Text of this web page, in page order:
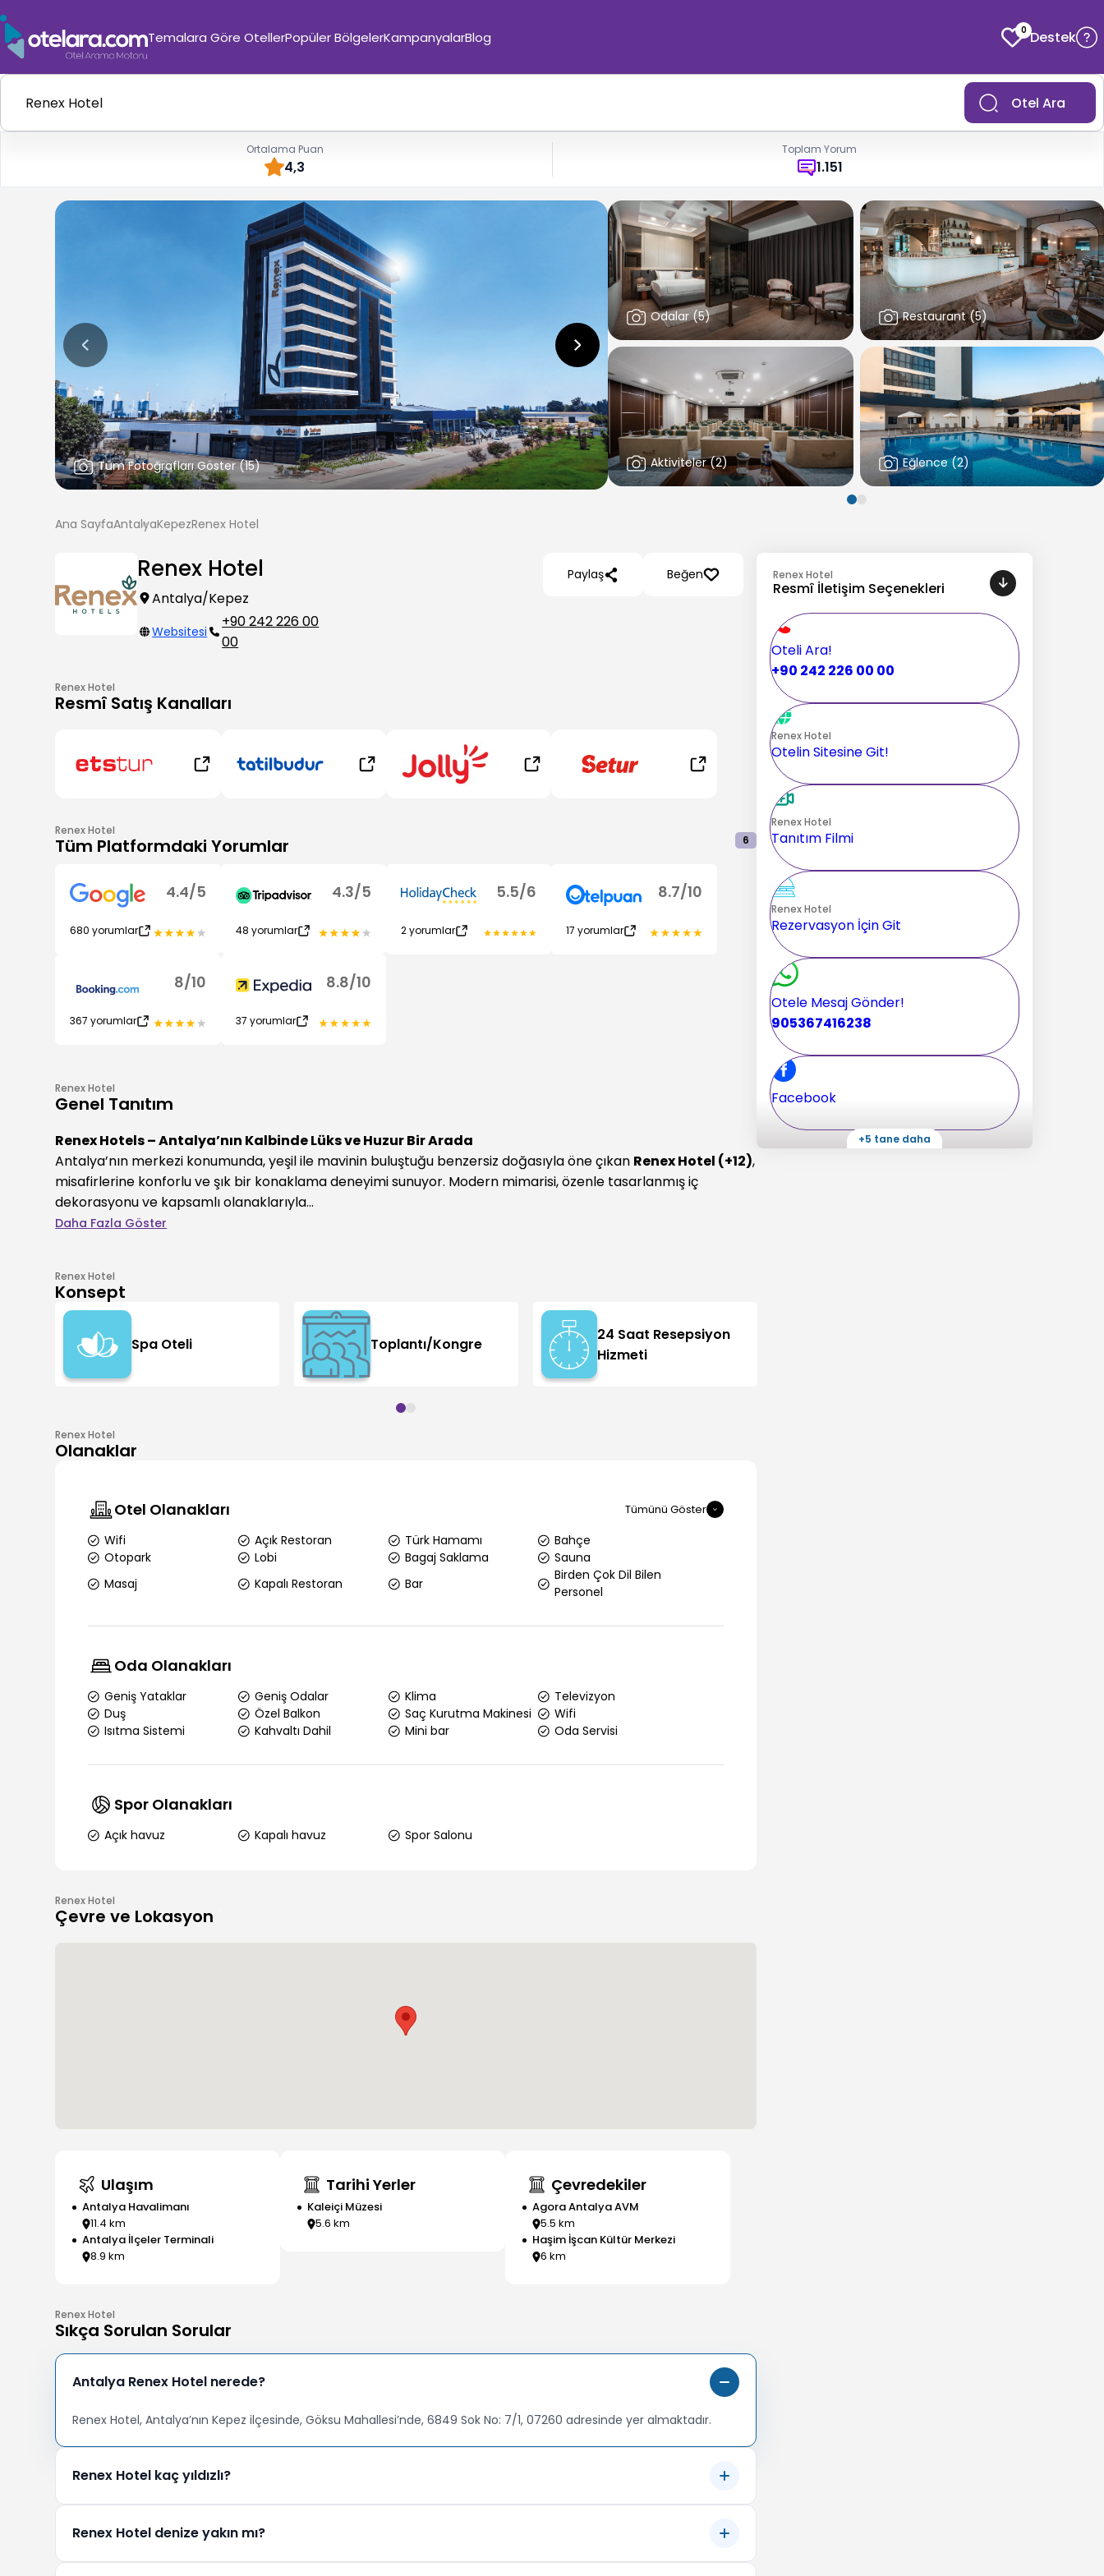
Temalara Göre OtellerPopüler BölgelerKampanyalarBlog 0 Destek
Otel Ara
Ortalama Puan
4,3
Toplam Yorum
1.151
Tüm Fotoğrafları Göster(15)
Odalar(5) Restaurant(5)
Aktiviteler(2) Eğlence(2)
Ana SayfaAntalyaKepezRenex Hotel
Renex Hotel
Antalya/Kepez
Websitesi
+90 242 226 00
00
Paylaş Beğen
Renex Hotel
Resmî Satış Kanalları
Renex Hotel
Tüm Platformdaki Yorumlar 6
680 yorumlar
4.4/5
48 yorumlar
4.3/5
2yorumlar
5.5/6
17 yorumlar
8.7/10
367 yorumlar
8/10
37 yorumlar
8.8/10
Renex Hotel
Genel Tanıtım
Renex Hotels – Antalya’nın Kalbinde Lüks ve Huzur Bir Arada
Antalya’nın merkezi konumunda, yeşil ile mavinin buluştuğu benzersiz doğasıyla öne çıkan Renex Hotel (+12),
misafirlerine konforlu ve şık bir konaklama deneyimi sunuyor. Modern mimarisi, özenle tasarlanmış iç
dekorasyonu ve kapsamlı olanaklarıyla...
Daha Fazla Göster
Renex Hotel
Konsept
Spa Oteli Toplantı/Kongre
24 Saat Resepsiyon
Hizmeti
Renex Hotel
Olanaklar
Otel Olanakları Tümünü Göster
Wifi Açık Restoran Türk Hamamı
Bahçe
Otopark
Lobi Bagaj Saklama
Sauna
Masaj
Kapalı Restoran Bar
Birden Çok Dil Bilen
Personel
Oda Olanakları
Geniş Yataklar Geniş Odalar Klima
Televizyon
Duş
Özel Balkon Saç Kurutma Makinesi
Wifi
Isıtma Sistemi
Kahvaltı Dahil Mini bar Oda Servisi
Spor Olanakları
Açık havuz Kapalı havuz Spor Salonu
Renex Hotel
Çevre ve Lokasyon
Ulaşım
Antalya Havalimanı
11.4 km
Antalya İlçeler Terminali
8.9 km
Tarihi Yerler
Kaleiçi Müzesi
5.6 km
Çevredekiler
Agora Antalya AVM
5.5 km
Haşim İşcan Kültür Merkezi
6 km
Renex Hotel
Sıkça Sorulan Sorular
Antalya Renex Hotel nerede?
Renex Hotel, Antalya’nın Kepez ilçesinde, Göksu Mahallesi’nde, 6849 Sok No: 7/1, 07260 adresinde yer almaktadır.
Renex Hotel kaç yıldızlı?
Renex Hotel denize yakın mı?
Renex Hotel
Resmî İletişim Seçenekleri
Oteli Ara!
+90 242 226 00 00
Renex Hotel
Otelin Sitesine Git!
Renex Hotel
Tanıtım Filmi
Renex Hotel
Rezervasyon İçin Git
Otele Mesaj Gönder!
905367416238
Facebook
+5 tane daha